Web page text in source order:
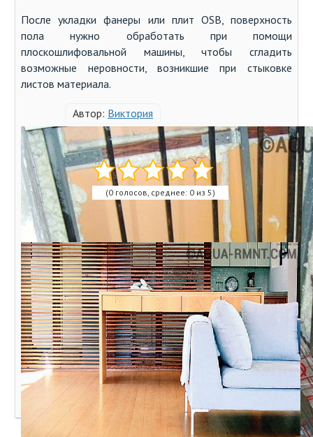
После укладки фанеры или плит OSB, поверхность
пола нужно обработать при помощи
плоскошлифовальной машины, чтобы сгладить
возможные неровности, возникшие при стыковке
листов материала.
Автор: Виктория
Оцените статью:
(0 голосов, среднее: 0 из 5)
Поделитесь с друзьями!
Похожие записи:
Карбоновый теплый пол: общий обзор системы +
технология ее установки и подключения
Теплый пол на балконе и лоджии: разбор 3-х самых
популярных вариантов устройства
Какой теплый пол лучше выбрать: сравнительный
обзор водяных и электрических вариантов